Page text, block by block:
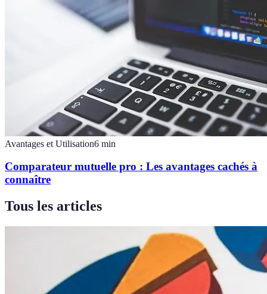
Avantages et Utilisation6 min
Comparateur mutuelle pro : Les avantages cachés à
connaître
Tous les articles